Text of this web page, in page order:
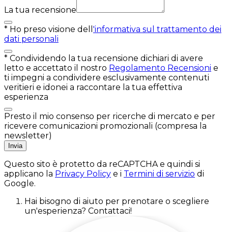
La tua recensione
* Ho preso visione dell 'informativa sul trattamento dei
dati personali
* Condividendo la tua recensione dichiari di avere
letto e accettato il nostro Regolamento Recensioni e
ti impegni a condividere esclusivamente contenuti
veritieri e idonei a raccontare la tua effettiva
esperienza
Presto il mio consenso per ricerche di mercato e per
ricevere comunicazioni promozionali (compresa la
newsletter)
Invia
Questo sito è protetto da reCAPTCHA e quindi si
applicano la Privacy Policy e i Termini di servizio di
Google.
Hai bisogno di aiuto per prenotare o scegliere
un'esperienza? Contattaci!